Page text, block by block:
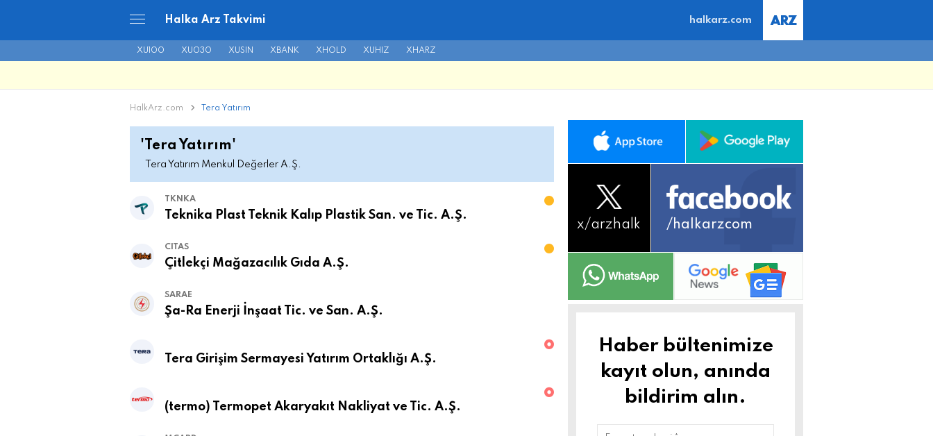
Halka Arz Takvimi halkarz.com
XU100 XU030 XUSIN XBANK XHOLD XUHIZ XHARZ
HalkArz.com Tera Yatırım
'Tera Yatırım'
Tera Yatırım Menkul Değerler A.Ş.
TKNKA
Teknika Plast Teknik Kalıp Plastik San. ve Tic. A.Ş.
CITAS
Çitlekçi Mağazacılık Gıda A.Ş.
SARAE
Şa-Ra Enerji İnşaat Tic. ve San. A.Ş.
Tera Girişim Sermayesi Yatırım Ortaklığı A.Ş.
(termo) Termopet Akaryakıt Nakliyat ve Tic. A.Ş.
x/arzhalk /halkarzcom
Haber bültenimize
kayıt olun, anında
bildirim alın.